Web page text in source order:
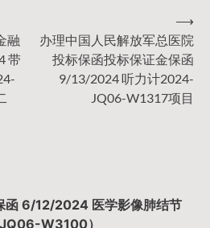
融
带
办理中国人民解放军总医院
投标保函投标保证金保函
9/13/2024 听力计2024-
JQ06-W1317项目
⟶
函 6/12/2024 医学影像肺结节
W3100）